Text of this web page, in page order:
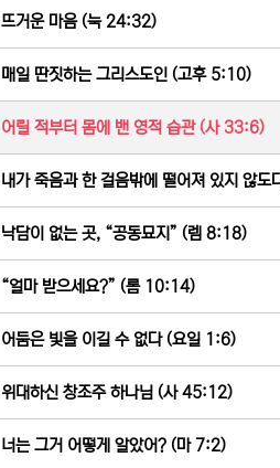
뜨거운 마음 (눅 24:32)
매일 딴짓하는 그리스도인 (고후 5:10)
어릴 적부터 몸에 밴 영적 습관 (사 33:6)
내가 죽음과 한 걸음밖에 떨어져 있지 않
낙담이 없는 곳, “공동묘지” (렘 8:18)
“얼마 받으세요?” (롬 10:14)
어둠은 빛을 이길 수 없다 (요일 1:6)
위대하신 창조주 하나님 (사 45:12)
너는 그거 어떻게 알았어? (마 7:2)